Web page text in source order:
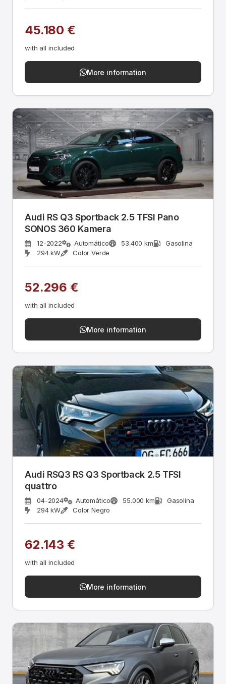
45.180 €
with all included
More information
Audi RS Q3 Sportback 2.5 TFSI Pano
SONOS 360 Kamera
12-2022 Automático 53.400 km
Gasolina
294 kW
Color Verde
52.296 €
with all included
More information
Audi RSQ3 RS Q3 Sportback 2.5 TFSI
quattro
04-2024 Automático 55.000 km
Gasolina
294 kW
Color Negro
62.143 €
with all included
More information